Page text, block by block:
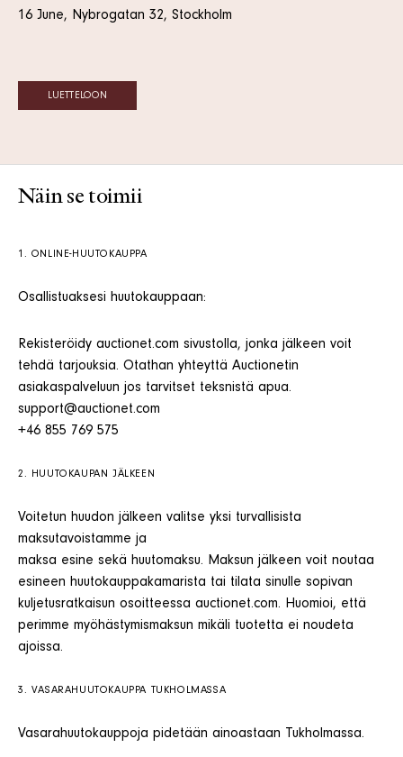
16 June, Nybrogatan 32, Stockholm
LUETTELOON
Näin se toimii
1. ONLINE-HUUTOKAUPPA
Osallistuaksesi huutokauppaan:
Rekisteröidy auctionet.com sivustolla, jonka jälkeen voit
tehdä tarjouksia. Otathan yhteyttä Auctionetin
asiakaspalveluun jos tarvitset teksnistä apua.
support@auctionet.com
+46 855 769 575
2. HUUTOKAUPAN JÄLKEEN
Voitetun huudon jälkeen valitse yksi turvallisista
maksutavoistamme ja
maksa esine sekä huutomaksu. Maksun jälkeen voit noutaa
esineen huutokauppakamarista tai tilata sinulle sopivan
kuljetusratkaisun osoitteessa auctionet.com. Huomioi, että
perimme myöhästymismaksun mikäli tuotetta ei noudeta
ajoissa.
3. VASARAHUUTOKAUPPA TUKHOLMASSA
Vasarahuutokauppoja pidetään ainoastaan Tukholmassa.